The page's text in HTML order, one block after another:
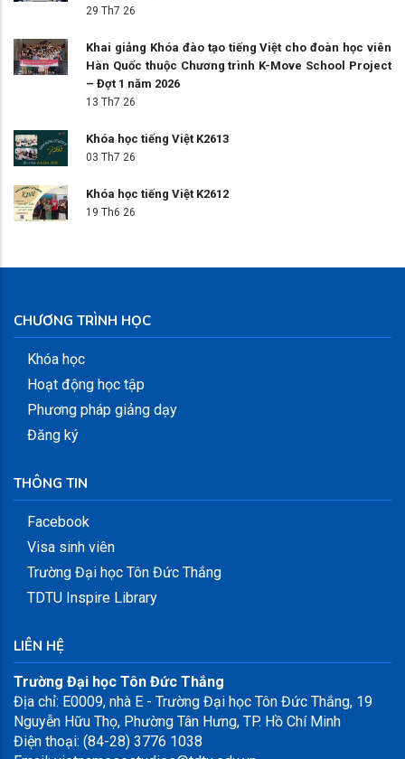
29 Th7 26
Khai giảng Khóa đào tạo tiếng Việt cho đoàn học viên
Hàn Quốc thuộc Chương trình K-Move School Project
– Đợt 1 năm 2026
13 Th7 26
Khóa học tiếng Việt K2613
03 Th7 26
Khóa học tiếng Việt K2612
19 Th6 26
CHƯƠNG TRÌNH HỌC
Khóa học
Hoạt động học tập
Phương pháp giảng dạy
Đăng ký
THÔNG TIN
Facebook
Visa sinh viên
Trường Đại học Tôn Đức Thắng
TDTU Inspire Library
LIÊN HỆ
Trường Đại học Tôn Đức Thắng
Địa chỉ: E0009, nhà E - Trường Đại học Tôn Đức Thắng, 19
Nguyễn Hữu Thọ, Phường Tân Hưng, TP. Hồ Chí Minh
Điện thoại: (84-28) 3776 1038